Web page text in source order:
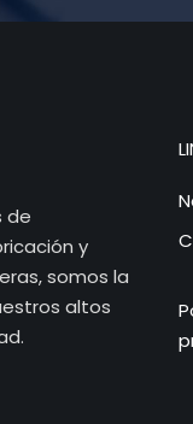
de
y
somos la
altos